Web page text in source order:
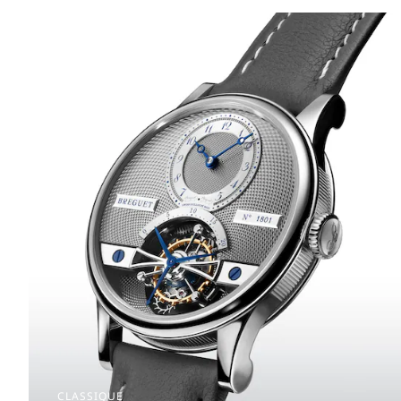
CLASSIQUE